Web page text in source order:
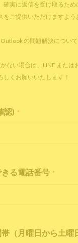
確実に返信を受け取るため
をご提供いただけますよう
の問題解決について
ない場合は、LINE または
くお願いいたします！
認) *
る電話番号 *
（月曜日から土曜